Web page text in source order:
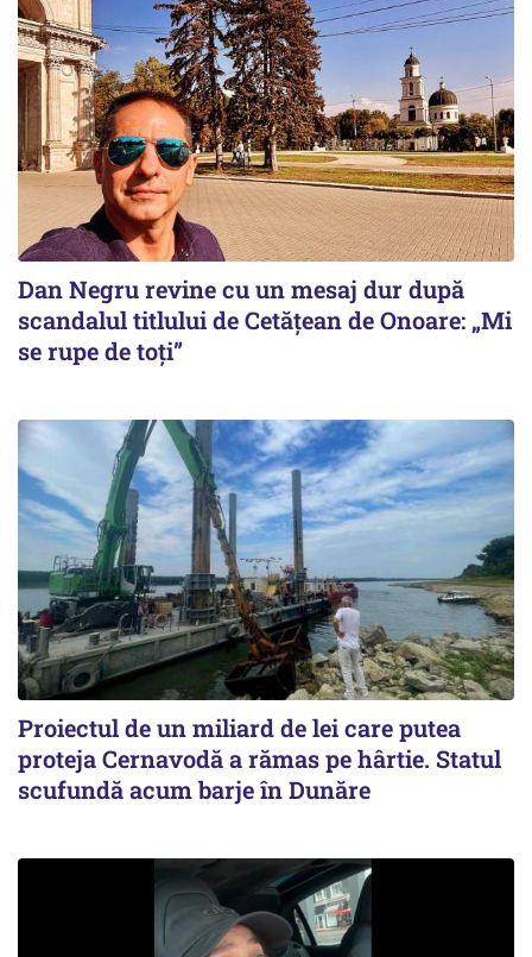
Dan Negru revine cu un mesaj dur după
scandalul titlului de Cetățean de Onoare: „Mi
se rupe de toți”
Proiectul de un miliard de lei care putea
proteja Cernavodă a rămas pe hârtie. Statul
scufundă acum barje în Dunăre